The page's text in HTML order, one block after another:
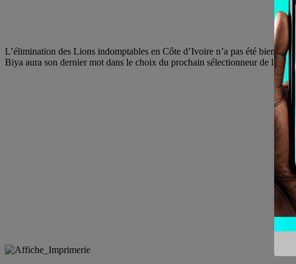
L’élimination des Lions indomptables en Côte d’Ivoire n’a pas été bien
Biya aura son dernier mot dans le choix du prochain sélectionneur de